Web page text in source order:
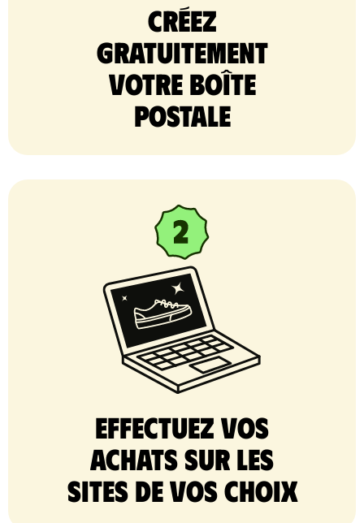
Créez
gratuitement
votre Boîte
postale
Effectuez vos
achats sur les
sites de vos choix